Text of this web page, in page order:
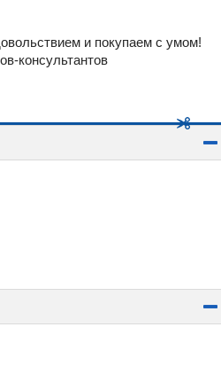
и покупаем с умом!
консультантов